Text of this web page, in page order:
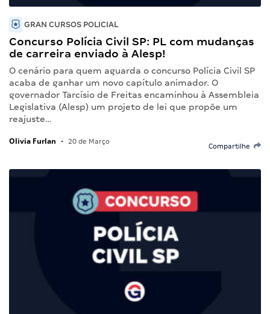
GRAN CURSOS POLICIAL
Concurso Polícia Civil SP: PL com mudanças
de carreira enviado à Alesp!
O cenário para quem aguarda o concurso Polícia Civil SP
acaba de ganhar um novo capítulo animador. O
governador Tarcísio de Freitas encaminhou à Assembleia
Legislativa (Alesp) um projeto de lei que propõe um
reajuste…
Olivia Furlan • 20 de Março
Compartilhe